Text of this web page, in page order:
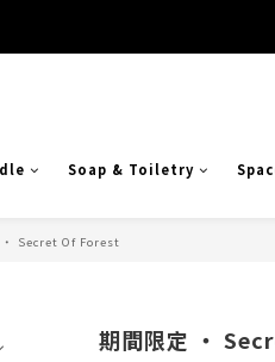
Soap & Toiletry
‧ Secret Of Forest
期間限定 ‧